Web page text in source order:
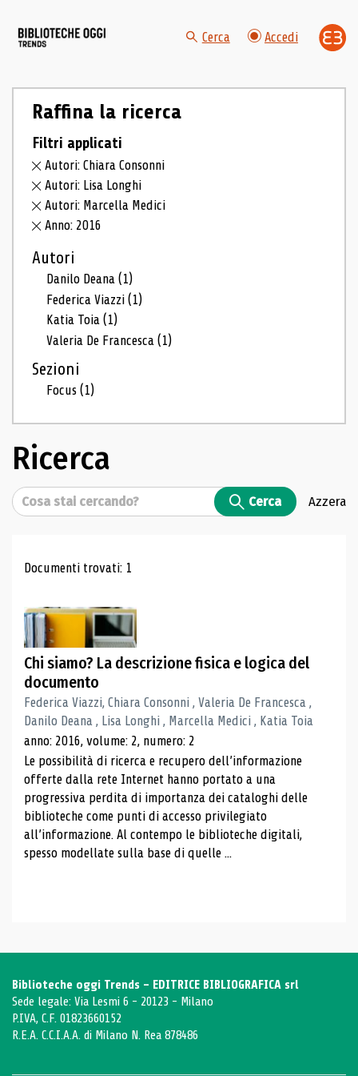
Cerca Accedi
Raffina la ricerca
Filtri applicati
Autori: Chiara Consonni
Autori: Lisa Longhi
Autori: Marcella Medici
Anno: 2016
Autori
Danilo Deana(1)
Federica Viazzi(1)
Katia Toia(1)
Valeria De Francesca(1)
Sezioni
Focus(1)
Ricerca
Cerca Cerca Azzera
Risultati di ricerca
Documenti trovati: 1
Chi siamo? La descrizione fisica e logica del
documento
Federica Viazzi, Chiara Consonni , Valeria De Francesca ,
Danilo Deana , Lisa Longhi , Marcella Medici , Katia Toia
anno: 2016, volume: 2, numero: 2
Le possibilità di ricerca e recupero dell’informazione
offerte dalla rete Internet hanno portato a una
progressiva perdita di importanza dei cataloghi delle
biblioteche come punti di accesso privilegiato
all’informazione. Al contempo le biblioteche digitali,
spesso modellate sulla base di quelle ...
Biblioteche oggi Trends - EDITRICE BIBLIOGRAFICA srl
Sede legale: Via Lesmi 6 - 20123 - Milano
P.IVA, C.F. 01823660152
R.E.A. C.C.I.A.A. di Milano N. Rea 878486